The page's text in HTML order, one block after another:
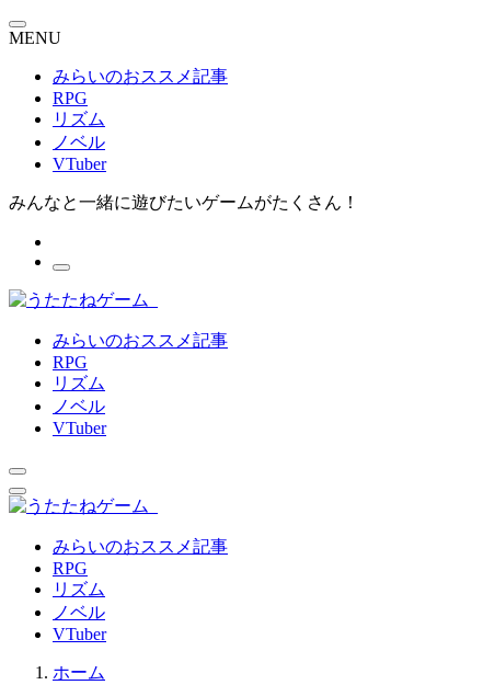
MENU
みらいのおススメ記事
RPG
リズム
ノベル
VTuber
みんなと一緒に遊びたいゲームがたくさん！
みらいのおススメ記事
RPG
リズム
ノベル
VTuber
みらいのおススメ記事
RPG
リズム
ノベル
VTuber
ホーム